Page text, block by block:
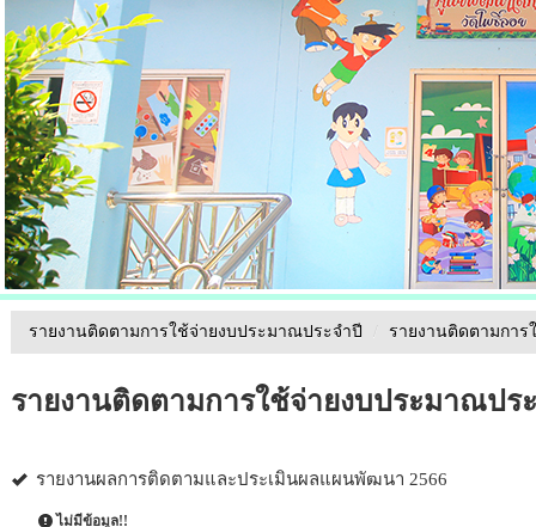
รายงานติดตามการใช้จ่ายงบประมาณประจำปี / รายงานติดตามการ
รายงานติดตามการใช้จ่ายงบประมาณปร
รายงานผลการติดตามและประเมินผลแผนพัฒนา 2566
ไม่มีข้อมูล!!